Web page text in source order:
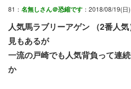
81： 名無しさん＠恐縮です ：2018/08/19(
人気馬ラブリーアゲン （2番人
見もあるが
一流の戸崎でも人気背負って連
か